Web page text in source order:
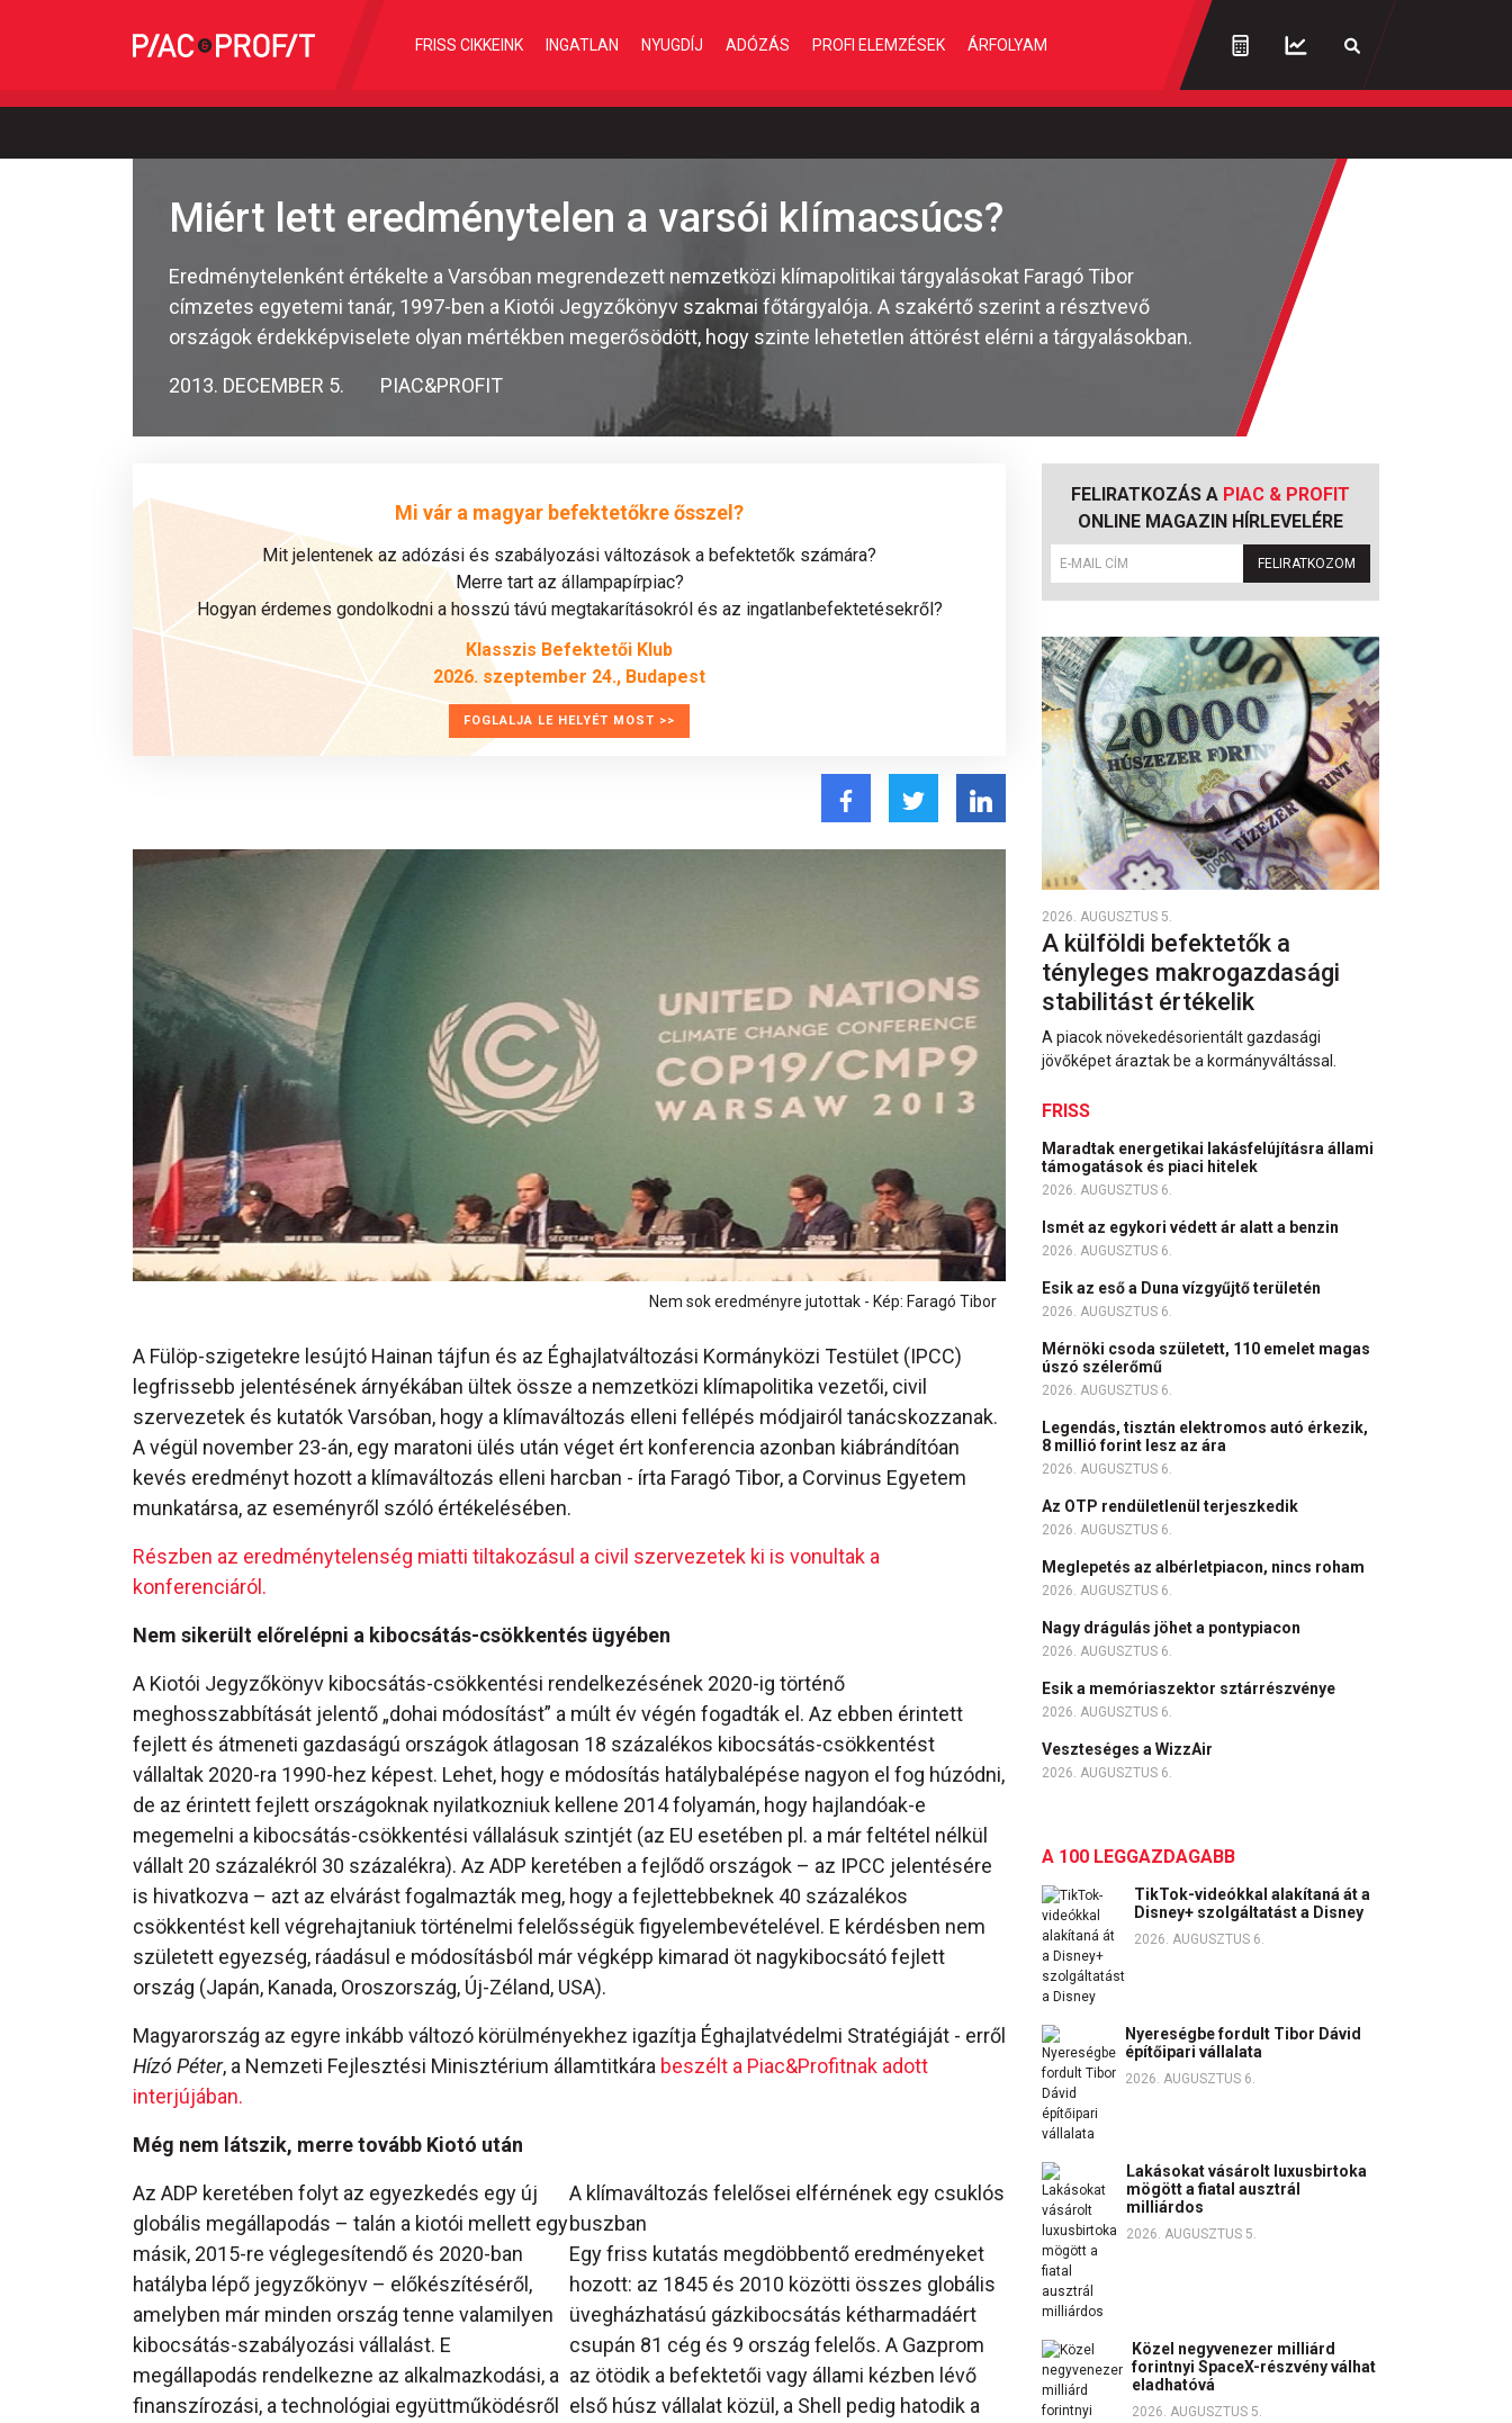
FRISS CIKKEINK INGATLAN NYUGDÍJ ADÓZÁS PROFI ELEMZÉSEK ÁRFOLYAM
Miért lett eredménytelen a varsói klímacsúcs?
Eredménytelenként értékelte a Varsóban megrendezett nemzetközi klímapolitikai tárgyalásokat Faragó Tibor
címzetes egyetemi tanár, 1997-ben a Kiotói Jegyzőkönyv szakmai főtárgyalója. A szakértő szerint a résztvevő
országok érdekképviselete olyan mértékben megerősödött, hogy szinte lehetetlen áttörést elérni a tárgyalásokban.
2013. DECEMBER 5. PIAC&PROFIT
Mi vár a magyar befektetőkre ősszel?
Mit jelentenek az adózási és szabályozási változások a befektetők számára?
Merre tart az állampapírpiac?
Hogyan érdemes gondolkodni a hosszú távú megtakarításokról és az ingatlanbefektetésekről?
Klasszis Befektetői Klub
2026. szeptember 24., Budapest
FOGLALJA LE HELYÉT MOST >>
Nem sok eredményre jutottak - Kép: Faragó Tibor
A Fülöp-szigetekre lesújtó Hainan tájfun és az Éghajlatváltozási Kormányközi Testület (IPCC)
legfrissebb jelentésének árnyékában ültek össze a nemzetközi klímapolitika vezetői, civil
szervezetek és kutatók Varsóban, hogy a klímaváltozás elleni fellépés módjairól tanácskozzanak.
A végül november 23-án, egy maratoni ülés után véget ért konferencia azonban kiábrándítóan
kevés eredményt hozott a klímaváltozás elleni harcban - írta Faragó Tibor, a Corvinus Egyetem
munkatársa, az eseményről szóló értékelésében.
Részben az eredménytelenség miatti tiltakozásul a civil szervezetek ki is vonultak a
konferenciáról.
Nem sikerült előrelépni a kibocsátás-csökkentés ügyében
A Kiotói Jegyzőkönyv kibocsátás-csökkentési rendelkezésének 2020-ig történő
meghosszabbítását jelentő „dohai módosítást” a múlt év végén fogadták el. Az ebben érintett
fejlett és átmeneti gazdaságú országok átlagosan 18 százalékos kibocsátás-csökkentést
vállaltak 2020-ra 1990-hez képest. Lehet, hogy e módosítás hatálybalépése nagyon el fog húzódni,
de az érintett fejlett országoknak nyilatkozniuk kellene 2014 folyamán, hogy hajlandóak-e
megemelni a kibocsátás-csökkentési vállalásuk szintjét (az EU esetében pl. a már feltétel nélkül
vállalt 20 százalékról 30 százalékra). Az ADP keretében a fejlődő országok – az IPCC jelentésére
is hivatkozva – azt az elvárást fogalmazták meg, hogy a fejlettebbeknek 40 százalékos
csökkentést kell végrehajtaniuk történelmi felelősségük figyelembevételével. E kérdésben nem
született egyezség, ráadásul e módosításból már végképp kimarad öt nagykibocsátó fejlett
ország (Japán, Kanada, Oroszország, Új-Zéland, USA).
Magyarország az egyre inkább változó körülményekhez igazítja Éghajlatvédelmi Stratégiáját - erről
Hízó Péter, a Nemzeti Fejlesztési Minisztérium államtitkára beszélt a Piac&Profitnak adott
interjújában.
Még nem látszik, merre tovább Kiotó után
A klímaváltozás felelősei elférnének egy csuklós
buszban
Egy friss kutatás megdöbbentő eredményeket
hozott: az 1845 és 2010 közötti összes globális
üvegházhatású gázkibocsátás kétharmadáért
csupán 81 cég és 9 ország felelős. A Gazprom
az ötödik a befektetői vagy állami kézben lévő
első húsz vállalat közül, a Shell pedig hatodik a
Az ADP keretében folyt az egyezkedés egy új
globális megállapodás – talán a kiotói mellett egy
másik, 2015-re véglegesítendő és 2020-ban
hatályba lépő jegyzőkönyv – előkészítéséről,
amelyben már minden ország tenne valamilyen
kibocsátás-szabályozási vállalást. E
megállapodás rendelkezne az alkalmazkodási, a
finanszírozási, a technológiai együttműködésről
FELIRATKOZÁS A PIAC & PROFIT
ONLINE MAGAZIN HÍRLEVELÉRE
FELIRATKOZOM
2026. AUGUSZTUS 5.
A külföldi befektetők a
tényleges makrogazdasági
stabilitást értékelik
A piacok növekedésorientált gazdasági
jövőképet áraztak be a kormányváltással.
FRISS
Maradtak energetikai lakásfelújításra állami
támogatások és piaci hitelek
2026. AUGUSZTUS 6.
Ismét az egykori védett ár alatt a benzin
2026. AUGUSZTUS 6.
Esik az eső a Duna vízgyűjtő területén
2026. AUGUSZTUS 6.
Mérnöki csoda született, 110 emelet magas
úszó szélerőmű
2026. AUGUSZTUS 6.
Legendás, tisztán elektromos autó érkezik,
8 millió forint lesz az ára
2026. AUGUSZTUS 6.
Az OTP rendületlenül terjeszkedik
2026. AUGUSZTUS 6.
Meglepetés az albérletpiacon, nincs roham
2026. AUGUSZTUS 6.
Nagy drágulás jöhet a pontypiacon
2026. AUGUSZTUS 6.
Esik a memóriaszektor sztárrészvénye
2026. AUGUSZTUS 6.
Veszteséges a WizzAir
2026. AUGUSZTUS 6.
A 100 LEGGAZDAGABB
TikTok-videókkal alakítaná át a
Disney+ szolgáltatást a Disney
2026. AUGUSZTUS 6.
Nyereségbe fordult Tibor Dávid
építőipari vállalata
2026. AUGUSZTUS 6.
Lakásokat vásárolt luxusbirtoka
mögött a fiatal ausztrál
milliárdos
2026. AUGUSZTUS 5.
Közel negyvenezer milliárd
forintnyi SpaceX-részvény válhat
eladhatóvá
2026. AUGUSZTUS 5.